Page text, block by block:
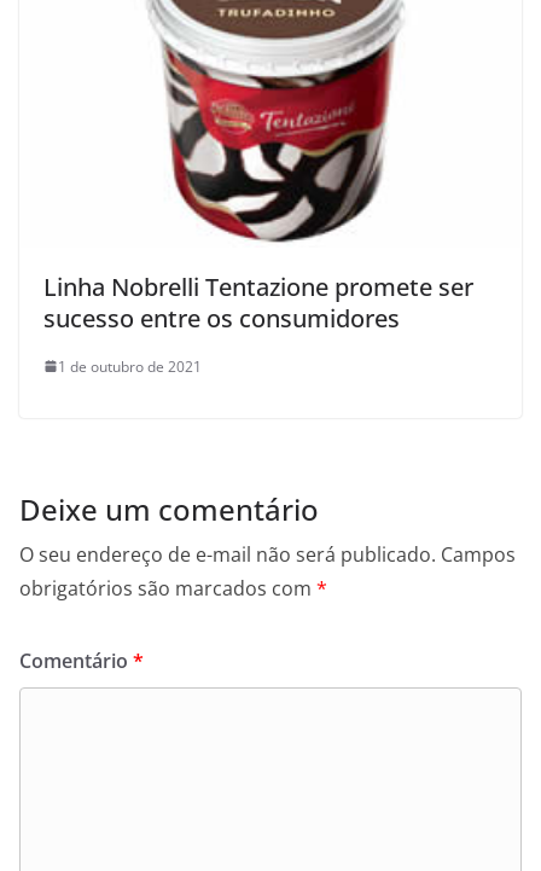
Linha Nobrelli Tentazione promete ser
sucesso entre os consumidores
1 de outubro de 2021
Deixe um comentário
O seu endereço de e-mail não será publicado. Campos
obrigatórios são marcados com *
Comentário *